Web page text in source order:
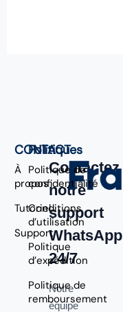
CONTACT
À
propos
Tutoriel
Support
Politiques
Politique de
confidentialité
Conditions
d’utilisation
Politique
d’expédition
Politique de
remboursement
Contactez
notre
support
WhatsApp
24/7
Notre
équipe